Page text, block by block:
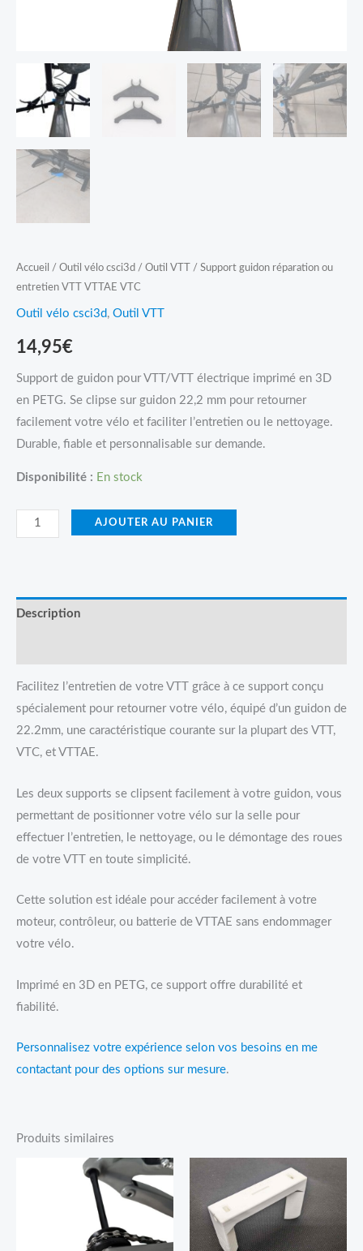
Accueil / Outil vélo csci3d / Outil VTT
/ Support guidon réparation ou
entretien VTT VTTAE VTC
Outil vélo csci3d , Outil VTT
14,95€
Support de guidon pour VTT/VTT électrique imprimé en 3D
en PETG. Se clipse sur guidon 22,2 mm pour retourner
facilement votre vélo et faciliter l’entretien ou le nettoyage.
Durable, fiable et personnalisable sur demande.
Disponibilité : En stock
AJOUTER AU PANIER
Description
Facilitez l’entretien de votre VTT grâce à ce support conçu
spécialement pour retourner votre vélo, équipé d’un guidon de
22.2mm, une caractéristique courante sur la plupart des VTT,
VTC, et VTTAE.
Les deux supports se clipsent facilement à votre guidon, vous
permettant de positionner votre vélo sur la selle pour
effectuer l’entretien, le nettoyage, ou le démontage des roues
de votre VTT en toute simplicité.
Cette solution est idéale pour accéder facilement à votre
moteur, contrôleur, ou batterie de VTTAE sans endommager
votre vélo.
Imprimé en 3D en PETG, ce support offre durabilité et
fiabilité.
Personnalisez votre expérience selon vos besoins en me
contactant pour des options sur mesure.
Produits similaires
de
prix :
14,95€
à
31,95€